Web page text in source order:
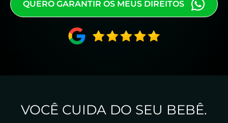
QUERO GARANTIR OS MEUS DIREITOS
VOCÊ CUIDA DO SEU BEBÊ.